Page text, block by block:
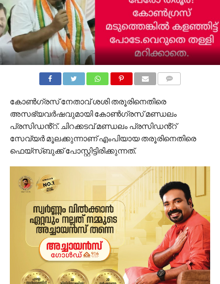
കോണ്‍ഗ്രസ് നേതാവ് ശശി തരൂരിനെതിരെ
അസഭ്യവര്‍ഷവുമായി കോൺഗ്രസ് മണ്ഡലം
പ്രസിഡൻ്റ്. ചിറക്കടവ് മണ്ഡലം പ്രസിഡൻ്റ്
സേവ്യര്‍ മൂലക്കുന്നാണ് എംപിയായ തരൂരിനെതിരെ
ഫെയ്സ്ബുക്ക് പോസ്റ്റിട്ടിരിക്കുന്നത്.